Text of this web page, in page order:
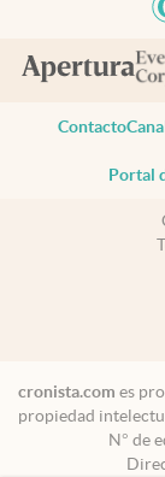
Contacto
Portal
cronista.com es
propiedad
N° de